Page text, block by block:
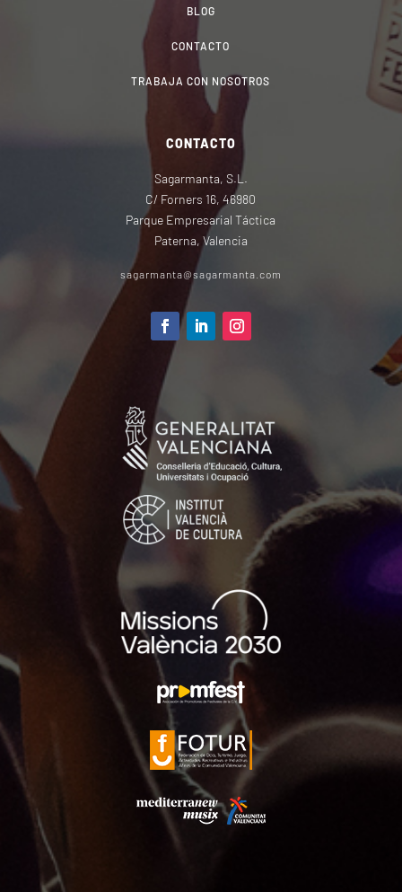
BLOG
CONTACTO
TRABAJA CON NOSOTROS
CONTACTO
Sagarmanta, S.L.
C/ Forners 16, 46980
Parque Empresarial Táctica
Paterna, Valencia
sagarmanta@sagarmanta.com